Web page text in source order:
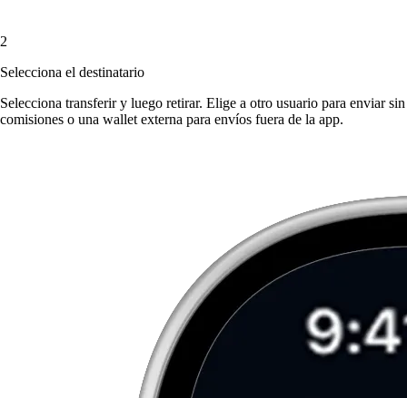
2
Selecciona el destinatario
Selecciona transferir y luego retirar. Elige a otro usuario para enviar sin
comisiones o una wallet externa para envíos fuera de la app.